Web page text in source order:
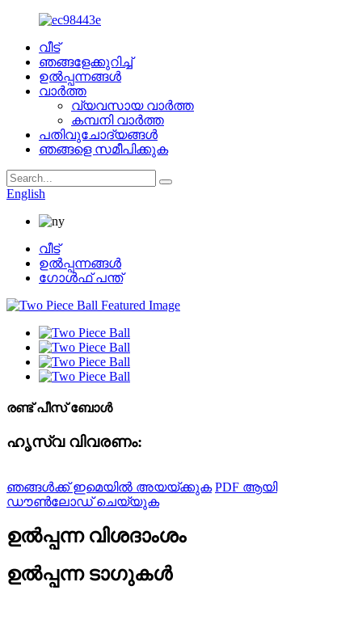
വീട്
ഞങ്ങളേക്കുറിച്ച്
ഉൽപ്പന്നങ്ങൾ
വാർത്ത
വ്യവസായ വാർത്ത
കമ്പനി വാർത്ത
പതിവുചോദ്യങ്ങൾ
ഞങ്ങളെ സമീപിക്കുക
English
വീട്
ഉൽപ്പന്നങ്ങൾ
ഗോൾഫ് പന്ത്
രണ്ട് പീസ് ബോൾ
ഹൃസ്വ വിവരണം:
ഞങ്ങൾക്ക് ഇമെയിൽ അയയ്ക്കുക PDF ആയി
ഡൗൺലോഡ് ചെയ്യുക
ഉൽപ്പന്ന വിശദാംശം
ഉൽപ്പന്ന ടാഗുകൾ